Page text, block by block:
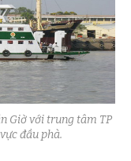
Giờ với trung tâm TP
đầu phà.